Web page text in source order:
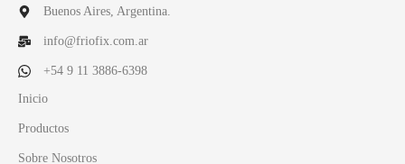
Buenos Aires, Argentina.
info@friofix.com.ar
+54 9 11 3886-6398
Inicio
Productos
Sobre Nosotros